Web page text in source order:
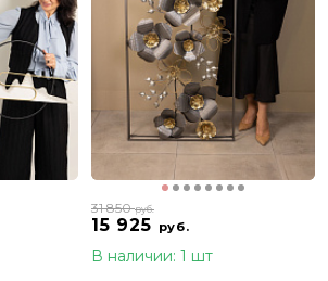
15 925 руб.
31 850руб.
В наличии: 1 шт